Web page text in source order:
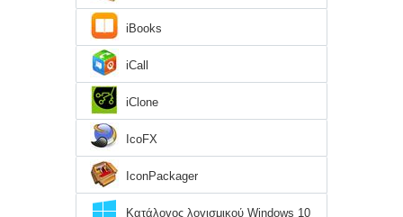
iBooks
iCall
iClone
IcoFX
IconPackager
Κατάλογος λογισμικού Windows 10